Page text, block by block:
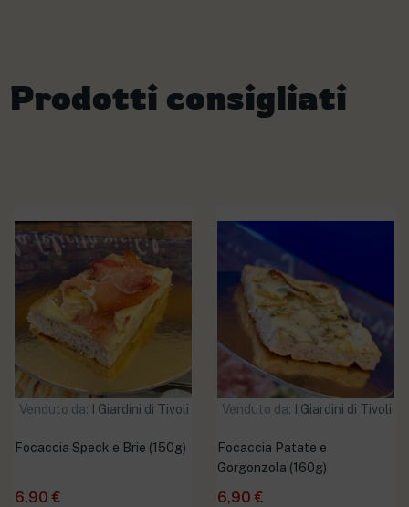
Prodotti consigliati
Venduto da: I Giardini di Tivoli
Focaccia Speck e Brie (150g)
6,90 €
Venduto da: I Giardini di Tivoli
Focaccia Patate e
Gorgonzola (160g)
6,90 €